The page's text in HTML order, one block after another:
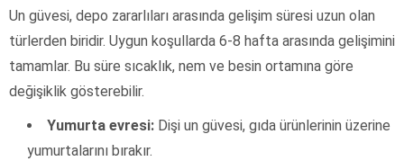
Un güvesi, depo zararlıları arasında gelişim süresi uzun olan
türlerden biridir. Uygun koşullarda 6-8 hafta arasında gelişimini
tamamlar. Bu süre sıcaklık, nem ve besin ortamına göre
değişiklik gösterebilir.
Yumurta evresi: Dişi un güvesi, gıda ürünlerinin üzerine
yumurtalarını bırakır.